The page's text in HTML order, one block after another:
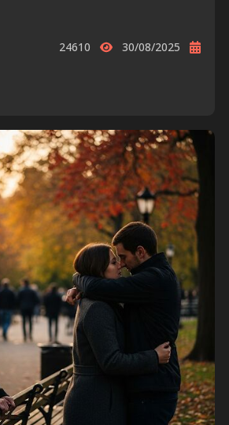
30/08/2025
24610